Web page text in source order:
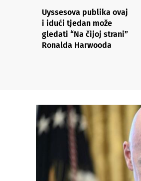
Uyssesova publika ovaj
i idući tjedan može
gledati “Na čijoj strani”
Ronalda Harwooda